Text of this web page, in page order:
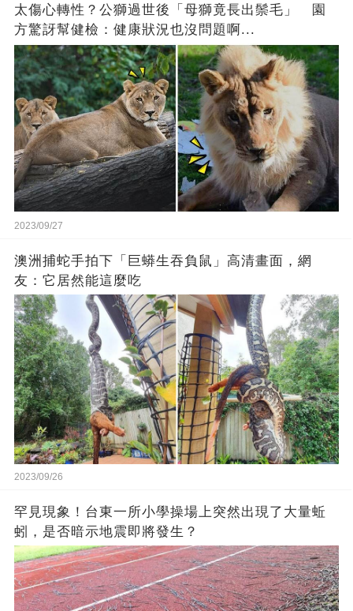
太傷心轉性？公獅過世後「母獅竟長出鬃毛」 園
方驚訝幫健檢：健康狀況也沒問題啊...
2023/09/27
澳洲捕蛇手拍下「巨蟒生吞負鼠」高清畫面，網
友：它居然能這麼吃
2023/09/26
罕見現象！台東一所小學操場上突然出現了大量蚯
蚓，是否暗示地震即將發生？